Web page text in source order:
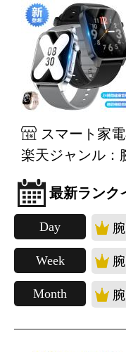
スマート家
楽天ジャンル：
最新ランク
Day
Week
Month